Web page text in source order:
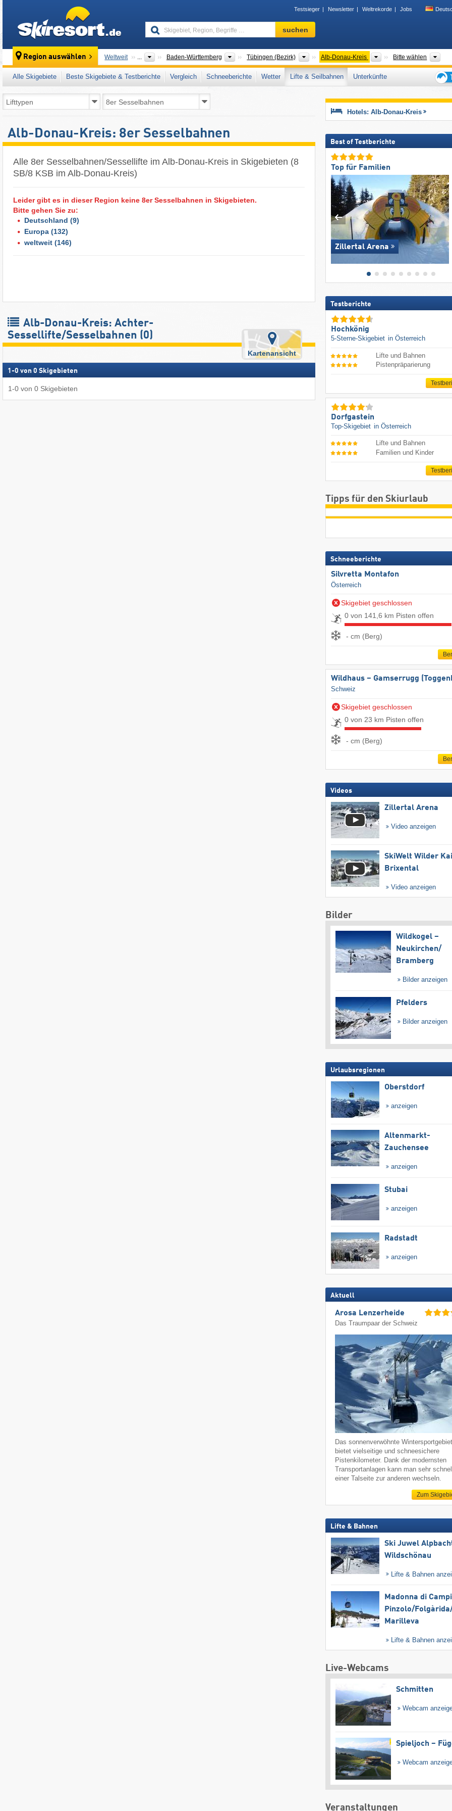
Testsieger Newsletter Weltrekorde Jobs
Skigebiet,
Region,
…
suchen
Region auswählen Weltweit ... Baden-Württemberg Bundesländer
Tübingen (Bezirk) Bezirke
Alb-Donau-Kreis Landkreise
Bitte wählen
Alle Skigebiete Beste Skigebiete & Testberichte Vergleich Schneeberichte Wetter Lifte & Seilbahnen
Unterkünfte
für
Alb-Donau-Kreis: 8er Sesselbahnen
Alle 8er Sesselbahnen/Sessellifte im Alb-Donau-Kreis in Skigebieten (8
SB/8 KSB im Alb-Donau-Kreis)
Leider gibt es in dieser Region keine 8er Sesselbahnen in Skigebieten.
Bitte gehen Sie zu:
Deutschland (9)
Europa (132)
weltweit (146)
Alb-Donau-Kreis: Achter-
Sessellifte/Sesselbahnen (0)
Kartenansicht
1 -0 von 0 Skigebieten
1-0 von 0 Skigebieten
Hotels: Alb-Donau-Kreis
Best of Testberichte
Top für Familien
Zillertal Arena
Testberichte
Hochkönig
5-Sterne-Skigebiet in Österreich
Lifte und Bahnen
Pistenpräparierung
Dorfgastein
Top-Skigebiet in Österreich
Lifte und Bahnen
Familien und Kinder
Tipps für den Skiurlaub
Schneeberichte
Silvretta Montafon
Österreich
Skigebiet geschlossen
0 von 141,6 km Pisten offen
- cm (Berg)
Wildhaus – Gamserrugg
Schweiz
Skigebiet geschlossen
0 von 23 km Pisten offen
- cm (Berg)
Videos
Zillertal Arena
Video anzeigen
SkiWelt Wilder
Brixental
Video anzeigen
Bilder
Wildkogel –
Neukirchen/​
Bramberg
Bilder anzeigen
Pfelders
Bilder anzeigen
Urlaubsregionen
Oberstdorf
anzeigen
Altenmarkt-
Zauchensee
anzeigen
Stubai
anzeigen
Radstadt
anzeigen
Aktuell
Arosa Lenzerheide
Das Traumpaar der Schweiz
Das sonnenverwöhnte Wintersportgebiet
bietet vielseitige und schneesichere
Pistenkilometer. Dank der modernsten
Transportanlagen kann man sehr
einer Talseite zur anderen wechseln.
Zum
Lifte & Bahnen
Ski Juwel
Wildschönau
Lifte & Bahnen
Madonna di
Pinzolo/​
Marilleva
Lifte & Bahnen
Live-Webcams
Schmitten
Webcam
Spieljoch –
Webcam
Veranstaltungen